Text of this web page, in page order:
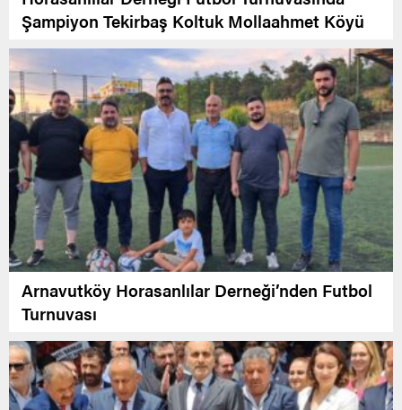
Şampiyon Tekirbaş Koltuk Mollaahmet Köyü
Arnavutköy Horasanlılar Derneği’nden Futbol
Turnuvası